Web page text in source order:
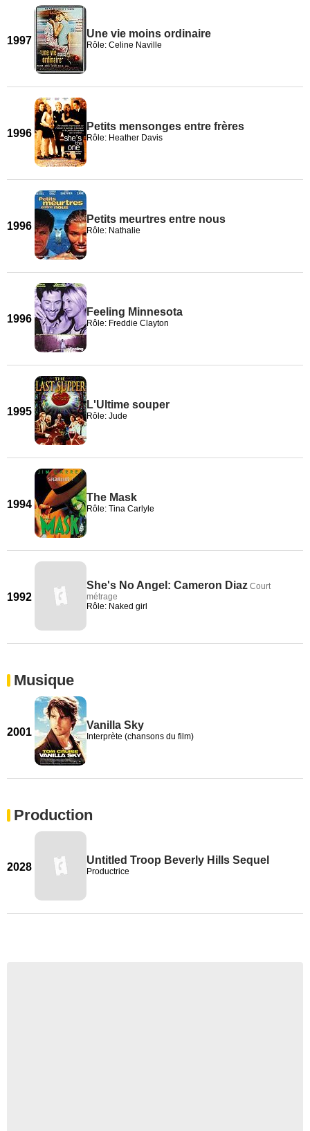
1997
Une vie moins ordinaire
Rôle: Celine Naville
1996
Petits mensonges entre frères
Rôle: Heather Davis
1996
Petits meurtres entre nous
Rôle: Nathalie
1996
Feeling Minnesota
Rôle: Freddie Clayton
1995
L'Ultime souper
Rôle: Jude
1994
The Mask
Rôle: Tina Carlyle
1992
She's No Angel: Cameron Diaz Court
métrage
Rôle: Naked girl
Musique
2001
Vanilla Sky
Interprète (chansons du film)
Production
2028
Untitled Troop Beverly Hills Sequel
Productrice